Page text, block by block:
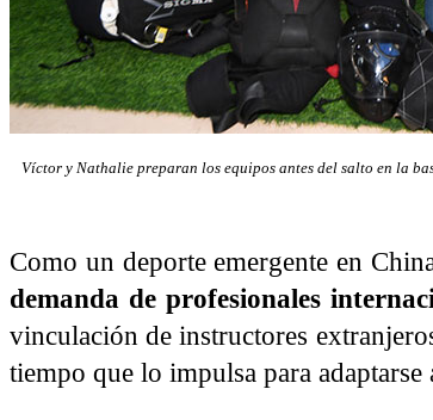
Víctor y Nathalie preparan los equipos antes del salto en la
Como un deporte emergente en
demanda de profesionales
vinculación de instructores
tiempo que lo impulsa para